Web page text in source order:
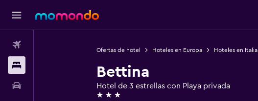
Ofertas de hotel Hoteles en Europa Hoteles en Italia
Bettina
Hotel de 3 estrellas con Playa privada
3 estrellas